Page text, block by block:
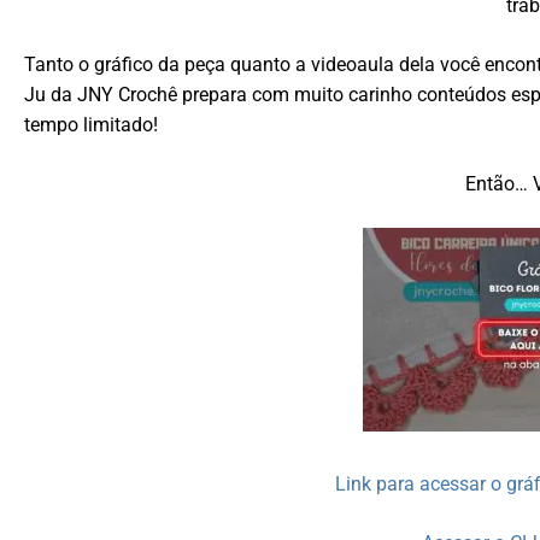
Tanto o gráfico da peça quanto a videoaula dela você
Ju da JNY Crochê prepara com muito carinho conteúdos
tempo limitado!
Então…
Link para acessar o